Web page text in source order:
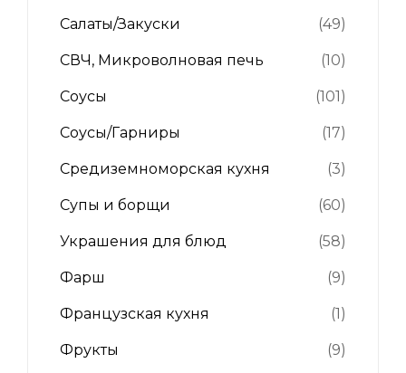
Салаты/Закуски (49)
СВЧ, Микроволновая печь (10)
Соусы (101)
Соусы/Гарниры (17)
Средиземноморская кухня (3)
Супы и борщи (60)
Украшения для блюд (58)
Фарш (9)
Французская кухня (1)
Фрукты (9)